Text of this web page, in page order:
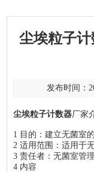
尘埃粒子
发布时间：
尘埃粒子计数器厂家
1 目的：建立无菌室
2 适用范围：适用于
3 责任者：无菌室管
4 内容